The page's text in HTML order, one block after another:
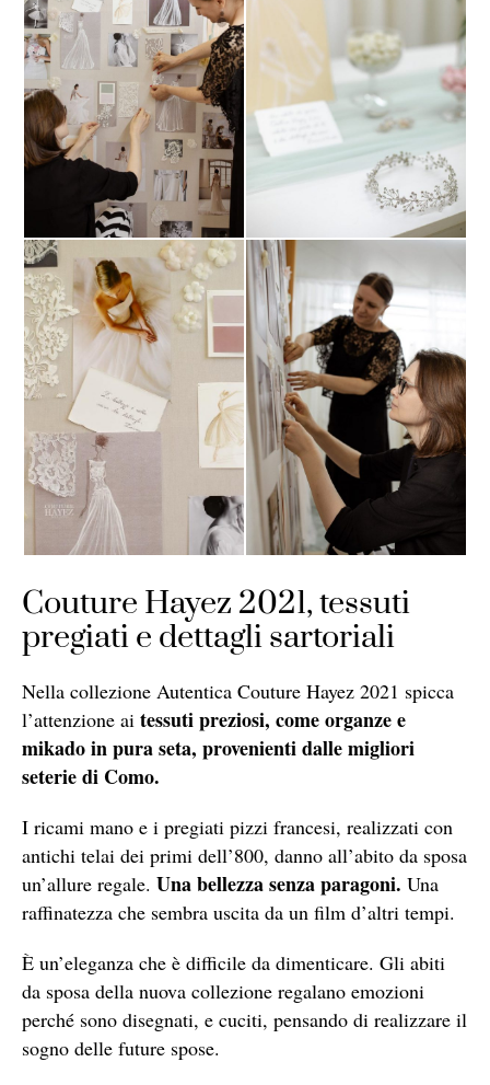
Couture Hayez 2021, tessuti
pregiati e dettagli sartoriali
Nella collezione Autentica Couture Hayez 2021 spicca
l’attenzione ai tessuti preziosi, come organze e
mikado in pura seta, provenienti dalle migliori
seterie di Como.
I ricami mano e i pregiati pizzi francesi, realizzati con
antichi telai dei primi dell’800, danno all’abito da sposa
un’allure regale. Una bellezza senza paragoni. Una
raffinatezza che sembra uscita da un film d’altri tempi.
È un’eleganza che è difficile da dimenticare. Gli abiti
da sposa della nuova collezione regalano emozioni
perché sono disegnati, e cuciti, pensando di realizzare il
sogno delle future spose.